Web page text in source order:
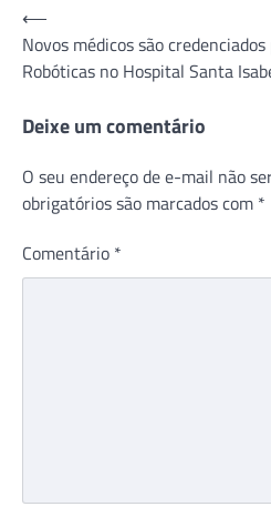
Navegação
de
Post
⟵
Novos médicos são
Robóticas no Hospital Santa
Deixe um comentário
O seu endereço de e-mail não
obrigatórios são marcados com *
Comentário *